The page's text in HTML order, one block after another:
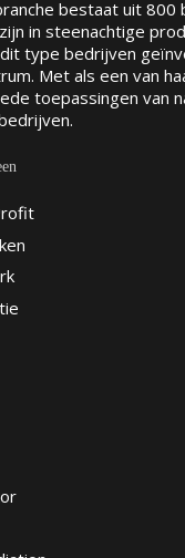
bestaat uit 800
in steenachtige
type bedrijven
Met als een van
toepassingen van